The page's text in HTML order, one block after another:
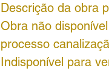
Descrição da obra
Obra não
processo
Indisponível para